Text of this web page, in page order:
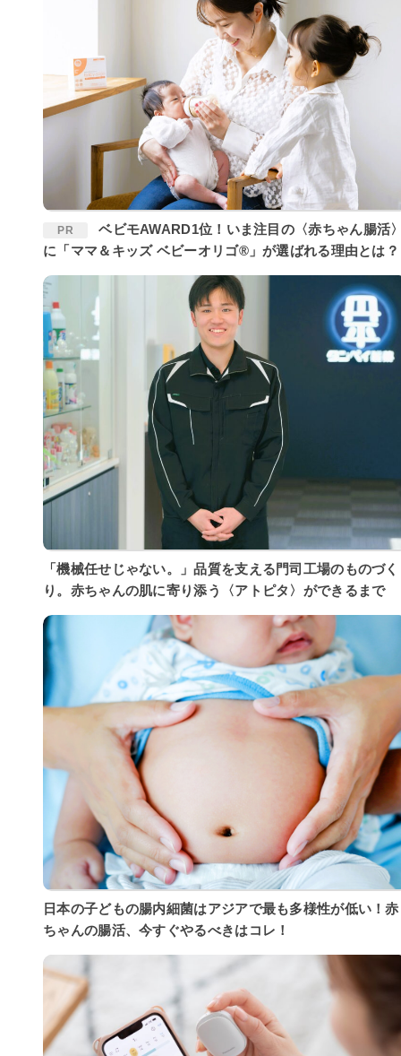
PR
ベビモAWARD1位！いま注目の〈赤ちゃん腸活〉
に「ママ＆キッズ ベビーオリゴ®」が選ばれる理由とは？
「機械任せじゃない。」品質を支える門司工場のものづく
り。赤ちゃんの肌に寄り添う〈アトピタ〉ができるまで
日本の子どもの腸内細菌はアジアで最も多様性が低い！赤
ちゃんの腸活、今すぐやるべきはコレ！